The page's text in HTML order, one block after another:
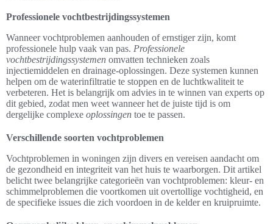
Professionele vochtbestrijdingssystemen
Wanneer vochtproblemen aanhouden of ernstiger zijn, komt
professionele hulp vaak van pas. Professionele
vochtbestrijdingssystemen omvatten technieken zoals
injectiemiddelen en drainage-oplossingen. Deze systemen kunnen
helpen om de waterinfiltratie te stoppen en de luchtkwaliteit te
verbeteren. Het is belangrijk om advies in te winnen van experts op
dit gebied, zodat men weet wanneer het de juiste tijd is om
dergelijke complexe oplossingen toe te passen.
Verschillende soorten vochtproblemen
Vochtproblemen in woningen zijn divers en vereisen aandacht om
de gezondheid en integriteit van het huis te waarborgen. Dit artikel
belicht twee belangrijke categorieën van vochtproblemen: kleur- en
schimmelproblemen die voortkomen uit overtollige vochtigheid, en
de specifieke issues die zich voordoen in de kelder en kruipruimte.